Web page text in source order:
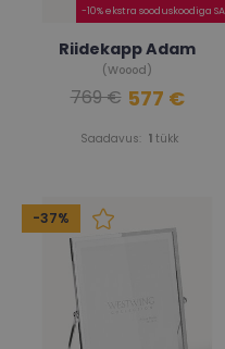
-10% ekstra sooduskoodiga
Riidekapp Adam
(Woood)
Saadavus: 1tükk
769 € 577 €
-37%